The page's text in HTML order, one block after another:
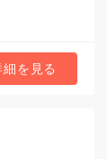
細を見る